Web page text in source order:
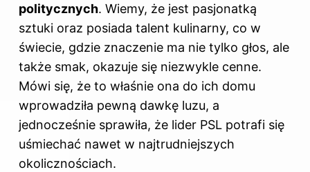
politycznych. Wiemy, że jest pasjonatką
sztuki oraz posiada talent kulinarny, co w
świecie, gdzie znaczenie ma nie tylko głos, ale
także smak, okazuje się niezwykle cenne.
Mówi się, że to właśnie ona do ich domu
wprowadziła pewną dawkę luzu, a
jednocześnie sprawiła, że lider PSL potrafi się
uśmiechać nawet w najtrudniejszych
okolicznościach.